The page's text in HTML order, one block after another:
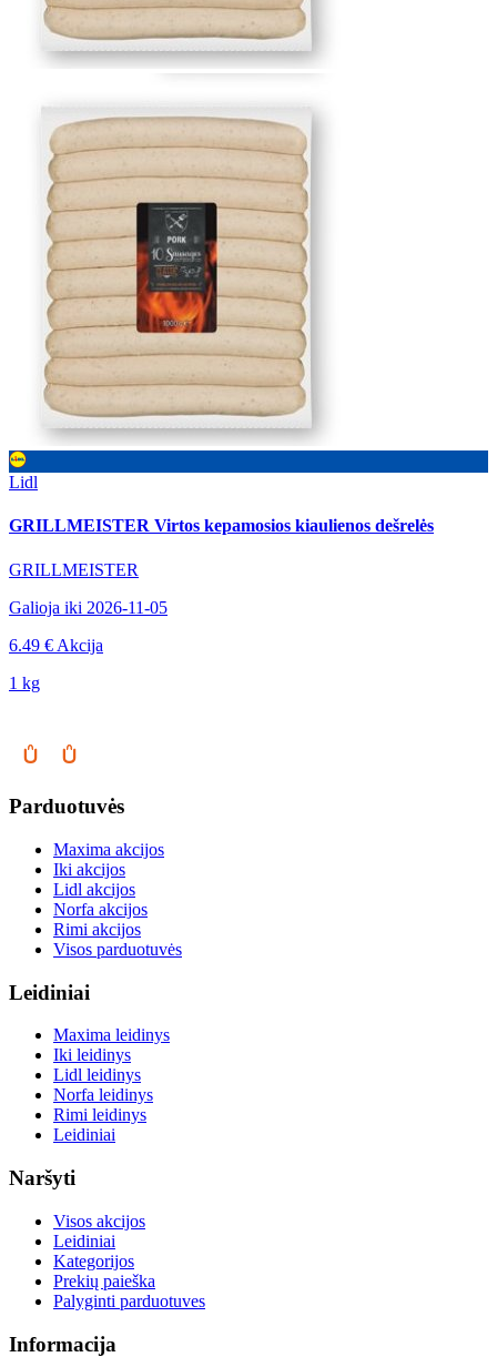
Lidl
GRILLMEISTER Virtos kepamosios kiaulienos dešrelės
GRILLMEISTER
Galioja iki 2026-11-05
6.49 € Akcija
1 kg
Parduotuvės
Maxima akcijos
Iki akcijos
Lidl akcijos
Norfa akcijos
Rimi akcijos
Visos parduotuvės
Leidiniai
Maxima leidinys
Iki leidinys
Lidl leidinys
Norfa leidinys
Rimi leidinys
Leidiniai
Naršyti
Visos akcijos
Leidiniai
Kategorijos
Prekių paieška
Palyginti parduotuves
Informacija